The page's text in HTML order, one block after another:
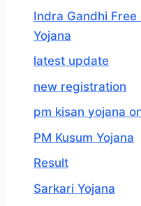
Indra Gandhi
Yojana
latest update
new registration
pm kisan yojana
PM Kusum Yojana
Result
Sarkari Yojana